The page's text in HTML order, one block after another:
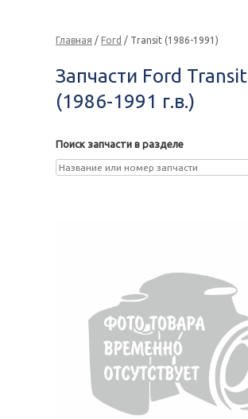
Главная / Ford / Transit (1986-1991)
Запчасти Ford Transit
(1986-1991 г.в.)
Поиск запчасти в разделе